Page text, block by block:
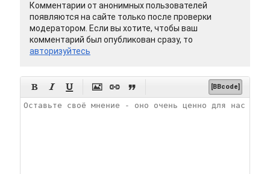
Комментарии от анонимных пользователей
появляются на сайте только после проверки
модератором. Если вы хотите, чтобы ваш
комментарий был опубликован сразу, то
авторизуйтесь
      [BBcode]